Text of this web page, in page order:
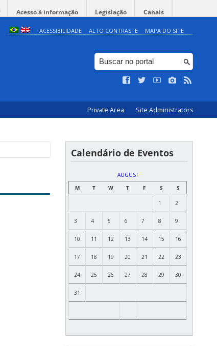
Acesso à informação Legislação Canais
ACESSIBILIDADE ALTO CONTRASTE MAPA DO SITE
Private Area Site Administrators
Calendário de Eventos
AUGUST
M
T W T F S S
1 2
3 4 5 6 7 8 9
10 11 12 13 14 15 16
17 18 19 20 21 22 23
24 25 26 27 28 29 30
31